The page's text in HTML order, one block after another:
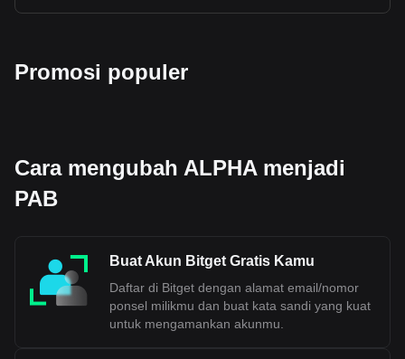
Promosi populer
Cara mengubah ALPHA menjadi
PAB
Buat Akun Bitget Gratis Kamu
Daftar di Bitget dengan alamat email/nomor
ponsel milikmu dan buat kata sandi yang kuat
untuk mengamankan akunmu.